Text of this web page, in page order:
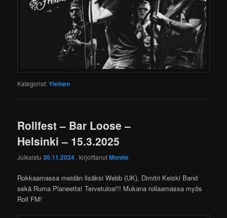
Kategoriat:Yleinen
Rollfest – Bar Loose –
Helsinki – 15.3.2025
Julkaistu30.11.2024 , kirjoittanutMontte
Rokkaamassa meidän lisäksi Webb (UK), Dimitri Keiski Band
sekä Ruma Planeetta! Tervetuloa!!! Mukana rollaamassa myös
Roll FM!